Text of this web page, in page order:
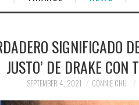
SIGNIFICADO
JUSTO’ DE DRAKE CON
SEPTEMBER 4, 2021 CONNIE CHU